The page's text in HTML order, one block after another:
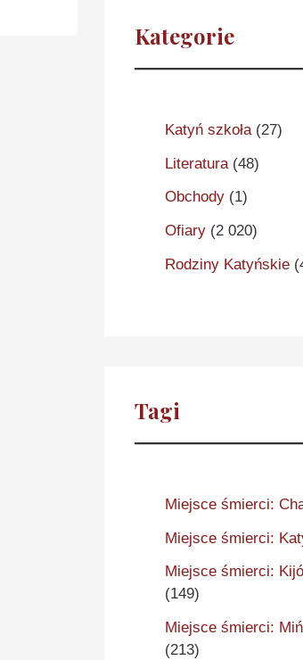
Kategorie
Katyń szkoła (27)
Literatura (48)
Obchody (1)
Ofiary (2 020)
Rodziny Katyńskie
Tagi
Miejsce śmierci:
Miejsce śmierci:
Miejsce śmierci:
(149)
Miejsce śmierci:
(213)